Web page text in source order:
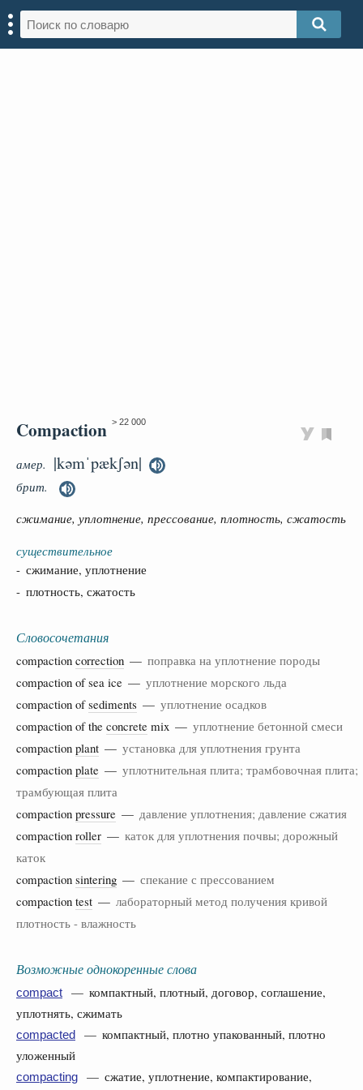
Compaction > 22 000
амер. |kəmˈpækʃən|
брит.
сжимание, уплотнение, прессование, плотность, сжатость
существительное
- сжимание, уплотнение
- плотность, сжатость
Словосочетания
compaction correction — поправка на уплотнение породы
compaction of sea ice — уплотнение морского льда
compaction ofsediments — уплотнение осадков
compaction of the concrete mix — уплотнение бетонной смеси
compaction plant — установка для уплотнения грунта
compaction plate — уплотнительная плита; трамбовочная плита;
трамбующая плита
compaction pressure — давление уплотнения; давление сжатия
compaction roller — каток для уплотнения почвы; дорожный
каток
compaction sintering — спекание с прессованием
compaction test — лабораторный метод получения кривой
плотность - влажность
Возможные однокоренные слова
compact
— компактный, плотный, договор, соглашение,
уплотнять, сжимать
compacted
— компактный, плотно упакованный, плотно
уложенный
compacting
— сжатие, уплотнение, компактирование,